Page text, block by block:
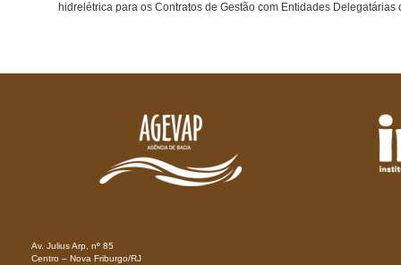
hidrelétrica para os Contratos de Gestão com Entidades
Av. Julius Arp, nº 85
Centro – Nova Friburgo/RJ